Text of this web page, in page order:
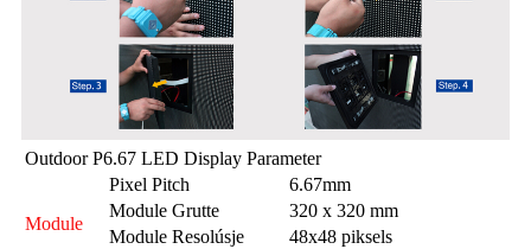
Outdoor P6.67 LED Display Parameter
Module
Pixel Pitch
6.67mm
Module Grutte
320 x 320 mm
Module Resolúsje
48x48 piksels